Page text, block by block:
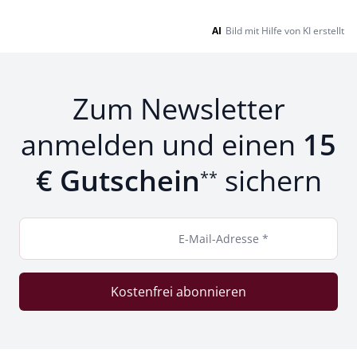
AI Bild mit Hilfe von KI erstellt
Zum Newsletter
anmelden und einen 15
€ Gutschein** sichern
E-Mail-Adresse *
Kostenfrei abonnieren